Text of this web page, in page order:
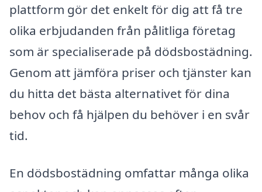
plattform gör det enkelt för dig att få tre
olika erbjudanden från pålitliga företag
som är specialiserade på dödsbostädning.
Genom att jämföra priser och tjänster kan
du hitta det bästa alternativet för dina
behov och få hjälpen du behöver i en svår
tid.
En dödsbostädning omfattar många olika